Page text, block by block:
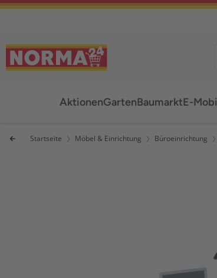
AktionenGartenBaumarktE-
Startseite Möbel & Einrichtung Büroeinrichtung